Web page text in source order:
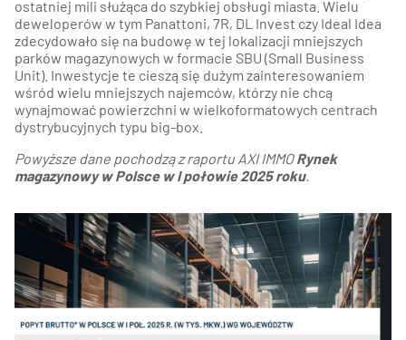
ostatniej mili służąca do szybkiej obsługi miasta. Wielu
deweloperów w tym Panattoni, 7R, DL Invest czy Ideal Idea
zdecydowało się na budowę w tej lokalizacji mniejszych
parków magazynowych w formacie SBU (Small Business
Unit). Inwestycje te cieszą się dużym zainteresowaniem
wśród wielu mniejszych najemców, którzy nie chcą
wynajmować powierzchni w wielkoformatowych centrach
dystrybucyjnych typu big-box.
Powyższe dane pochodzą z raportu AXI IMMORynek
magazynowy w Polsce w I połowie 2025 roku.